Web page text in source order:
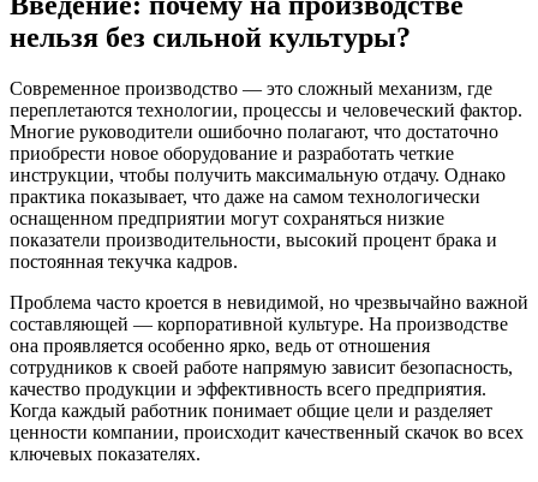
нельзя без сильной культуры?
Современное производство — это сложный механизм, где
переплетаются технологии, процессы и человеческий фактор.
Многие руководители ошибочно полагают, что достаточно
приобрести новое оборудование и разработать четкие
инструкции, чтобы получить максимальную отдачу. Однако
практика показывает, что даже на самом технологически
оснащенном предприятии могут сохраняться низкие
показатели производительности, высокий процент брака и
постоянная текучка кадров.
Проблема часто кроется в невидимой, но чрезвычайно важной
составляющей — корпоративной культуре. На производстве
она проявляется особенно ярко, ведь от отношения
сотрудников к своей работе напрямую зависит безопасность,
качество продукции и эффективность всего предприятия.
Когда каждый работник понимает общие цели и разделяет
ценности компании, происходит качественный скачок во всех
ключевых показателях.